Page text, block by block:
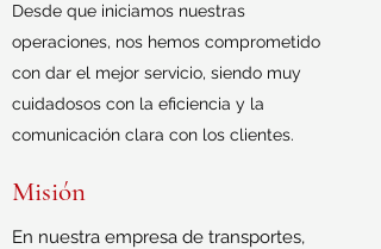
Desde que iniciamos nuestras
operaciones, nos hemos comprometido
con dar el mejor servicio, siendo muy
cuidadosos con la eficiencia y la
comunicación clara con los clientes.
Misión
En nuestra empresa de transportes,